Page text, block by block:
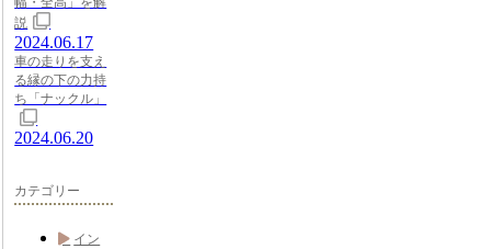
説
2024.06.17
車の走りを支え
る縁の下の力持
ち「ナックル」
2024.06.20
カテゴリー
イン